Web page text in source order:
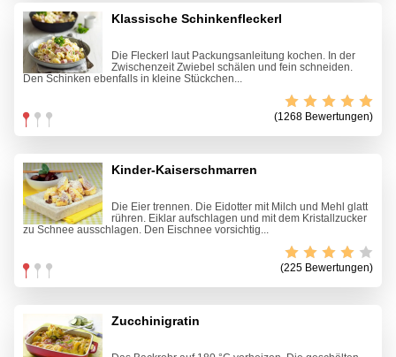
Klassische Schinkenfleckerl
Die Fleckerl laut Packungsanleitung kochen. In der
Zwischenzeit Zwiebel schälen und fein schneiden.
Den Schinken ebenfalls in kleine Stückchen...
(1268 Bewertungen)
Kinder-Kaiserschmarren
Die Eier trennen. Die Eidotter mit Milch und Mehl glatt
rühren. Eiklar aufschlagen und mit dem Kristallzucker
zu Schnee ausschlagen. Den Eischnee vorsichtig...
(225 Bewertungen)
Zucchinigratin